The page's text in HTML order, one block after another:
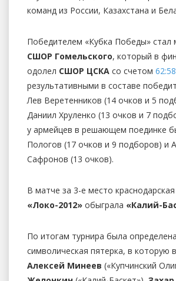
команд из России, Казахстана и
Победителем «Кубка Победы» стал
СШОР Гомельского, который в
одолел СШОР ЦСКА со счетом 62:58
результативными в составе
Лев Веретенников (14 очков и 5
Даниил Хруленко (13 очков и 7
у армейцев в решающем поединке
Пологов (17 очков и 9 подборов) и
Сафронов (13 очков).
В матче за 3-е место
«Локо-2012» обыграла «Калий-
По итогам турнира была определена
символическая пятерка, в которую
Алексей Минеев («Купчинский